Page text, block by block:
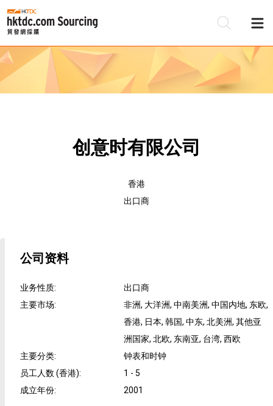
创意时有限公司
香港
出口商
公司资料
业务性质:
出口商
主要市场:
非洲, 大洋洲, 中南美洲, 中国内地, 东欧,
香港, 日本, 韩国, 中东, 北美洲, 其他亚
洲国家, 北欧, 东南亚, 台湾, 西欧
主要分类:
钟表和时钟
员工人数 (香港):
1 - 5
成立年份: 2001